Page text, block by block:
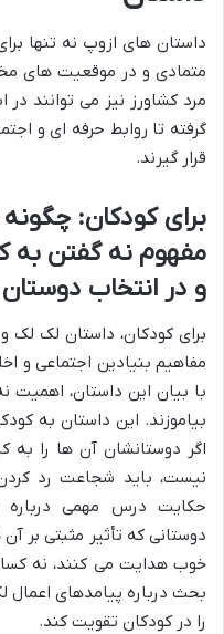
داستان های ازوپ نه تنها
متمادی و در موقعیت های
مرد کشاورز نیز می توانند در
گرفته تا روابط حرفه ای و
قرار گیرند.
برای کودکان:
مفهوم نه گفتن به
و در انتخاب
برای کودکان، داستان لک لک
مفاهیم بنیادین اجتماعی و
با بیان این داستان، اهمیت
بیاموزند. این داستان به
اگر دوستانشان آن ها را
نیست، باید شجاعت رد
حکایت درس مهمی
دوستانی که تأثیر مثبتی بر
خوب هدایت می کنند، نه
بحث درباره پیامدهای
را در کودکان تقویت کند.